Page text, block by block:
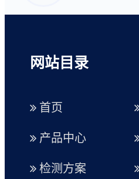
网站目录
首页
产品中心
检测方案